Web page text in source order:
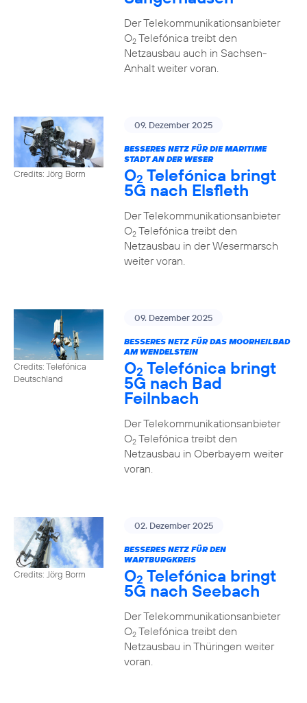
Der Telekommunikationsanbieter
O2Telefónica treibt den
Netzausbau auch in Sachsen-
Anhalt weiter voran.
Credits: Jörg Borm
09. Dezember 2025
BESSERES NETZ FÜR DIE MARITIME
STADT AN DER WESER
O2 Telefónica bringt
5G nach Elsfleth
Der Telekommunikationsanbieter
O2Telefónica treibt den
Netzausbau in der Wesermarsch
weiter voran.
Credits: Telefónica
Deutschland
09. Dezember 2025
BESSERES NETZ FÜR DAS MOORHEILBAD
AM WENDELSTEIN
O2 Telefónica bringt
5G nach Bad
Feilnbach
Der Telekommunikationsanbieter
O2Telefónica treibt den
Netzausbau in Oberbayern weiter
voran.
Credits: Jörg Borm
02. Dezember 2025
BESSERES NETZ FÜR DEN
WARTBURGKREIS
O2 Telefónica bringt
5G nach Seebach
Der Telekommunikationsanbieter
O2Telefónica treibt den
Netzausbau in Thüringen weiter
voran.